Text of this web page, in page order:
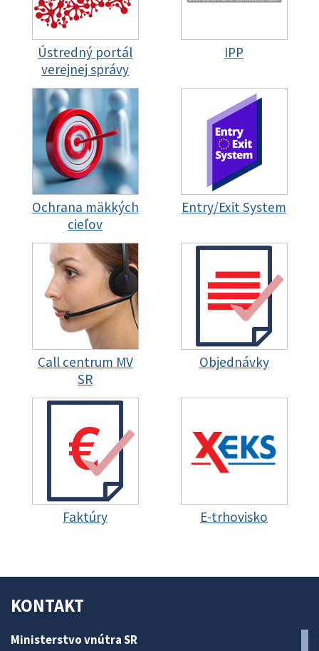
Ústredný portál
verejnej správy
IPP
Ochrana mäkkých
cieľov
Entry/Exit System
Call centrum MV
SR
Objednávky
Faktúry E-trhovisko
KONTAKT
Ministerstvo vnútra SR